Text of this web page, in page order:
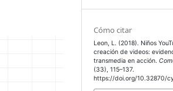
Cómo citar
Leon, L. (2018). Niños
creación de videos:
transmedia en acción.
(33), 115–137.
https://doi.org/10.32870/